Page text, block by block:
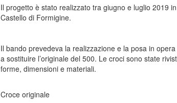
Il progetto è stato realizzato tra giugno e luglio 2019
Castello di Formigine.
Il bando prevedeva la realizzazione e la posa in
a sostituire l’originale del 500. Le croci sono state
forme, dimensioni e materiali.
Croce originale